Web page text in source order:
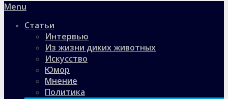
Menu
Статьи
Интервью
Из жизни диких животных
Искусство
Юмор
Мнение
Политика